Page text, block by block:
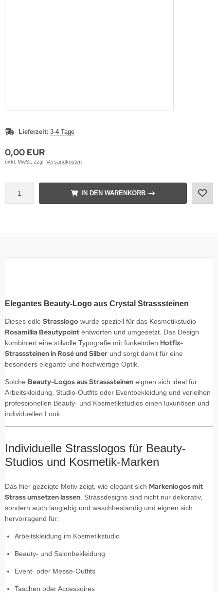
Lieferzeit: 3-4 Tage
0,00 EUR
exkl. MwSt. zzgl. Versandkosten
IN DEN WARENKORB
Elegantes Beauty-Logo aus Crystal Strasssteinen
Dieses edle Strasslogo wurde speziell für das Kosmetikstudio
Rosamillia Beautypoint entworfen und umgesetzt. Das Design
kombiniert eine stilvolle Typografie mit funkelnden Hotfix-
Strasssteinen in Rosé und Silber und sorgt damit für eine
besonders elegante und hochwertige Optik.
Solche Beauty-Logos aus Strasssteinen eignen sich ideal für
Arbeitskleidung, Studio-Outfits oder Eventbekleidung und verleihen
professionellen Beauty- und Kosmetikstudios einen luxuriösen und
individuellen Look.
Individuelle Strasslogos für Beauty-
Studios und Kosmetik-Marken
Das hier gezeigte Motiv zeigt, wie elegant sich Markenlogos mit
Strass umsetzen lassen . Strassdesigns sind nicht nur dekorativ,
sondern auch langlebig und waschbeständig und eignen sich
hervorragend für:
Arbeitskleidung im Kosmetikstudio
Beauty- und Salonbekleidung
Event- oder Messe-Outfits
Taschen oder Accessoires